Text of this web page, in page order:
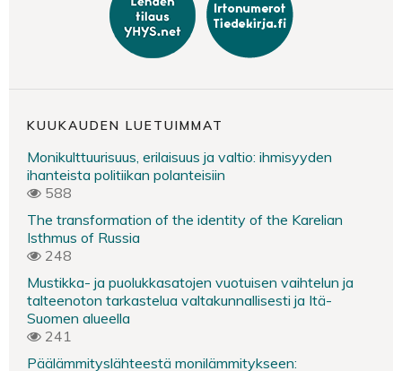
KUUKAUDEN LUETUIMMAT
Monikulttuurisuus, erilaisuus ja valtio: ihmisyyden
ihanteista politiikan polanteisiin
588
The transformation of the identity of the Karelian
Isthmus of Russia
248
Mustikka- ja puolukkasatojen vuotuisen vaihtelun ja
talteenoton tarkastelua valtakunnallisesti ja Itä-
Suomen alueella
241
Päälämmityslähteestä monilämmitykseen: